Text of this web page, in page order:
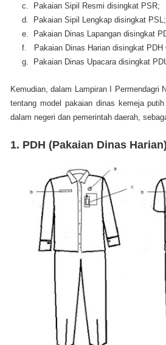
c. Pakaian Sipil Resmi disingkat PSR;
d. Pakaian Sipil Lengkap disingkat PSL;
e. Pakaian Dinas Lapangan disingkat
f. Pakaian Dinas Harian disingkat PDH
g. Pakaian Dinas Upacara disingkat
Kemudian, dalam Lampiran I Permendagri
tentang model pakaian dinas kemeja
dalam negeri dan pemerintah daerah,
1. PDH (Pakaian Dinas